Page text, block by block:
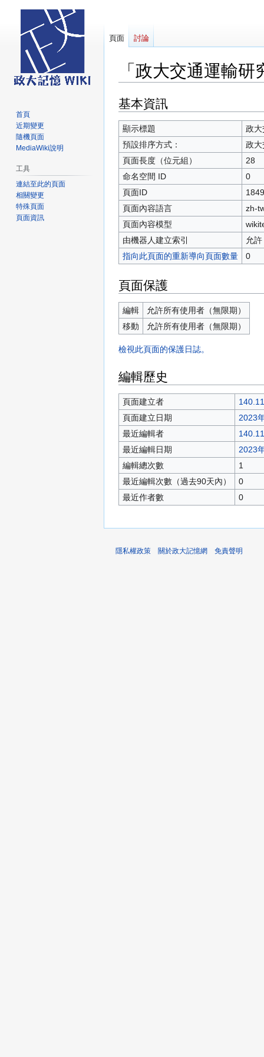
「政大交通運輸
跳
至
導
覽
跳
至
搜
尋
基本資訊
顯示標題
政大
預設排序方式：
政大
頁面長度（位元組）
28
命名空間 ID
0
頁面ID
1849
頁面內容語言
zh-
頁面內容模型
由機器人建立索引
允許
指向此頁面的重新導向頁面數量
0
頁面保護
編輯
允許所有使用者（無限期）
移動
允許所有使用者（無限期）
檢視此頁面的保護日誌。
編輯歷史
頁面建立者
頁面建立日期
2023
最近編輯者
最近編輯日期
2023
編輯總次數
1
最近編輯次數（過去90天內）
0
最近作者數
0
頁面 討論
首頁
近期變更
隨機頁面
MediaWiki說明
工具
連結至此的頁面
相關變更
特殊頁面
頁面資訊
隱私權政策 關於政大記憶網 免責聲明